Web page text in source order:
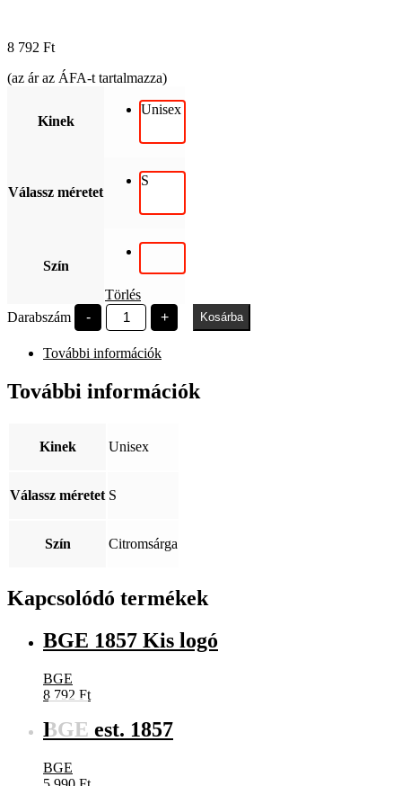
8 792 Ft
(az ár az ÁFA-t tartalmazza)
Kinek
Unisex
Válassz méretet
S
Szín
Törlés
Darabszám
-
BGE
1857
mennyiség
+ Kosárba
További információk
További információk
Kinek Unisex
Válassz méretet S
Szín Citromsárga
Kapcsolódó termékek
BGE 1857 Kis logó
BGE
8 792 Ft
BGE est. 1857
BGE